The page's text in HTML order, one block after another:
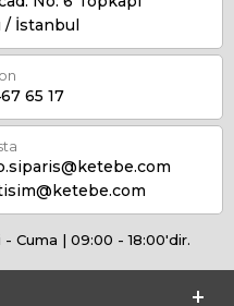
/ İstanbul
65 17
Cuma | 09:00 - 18:00'dir.